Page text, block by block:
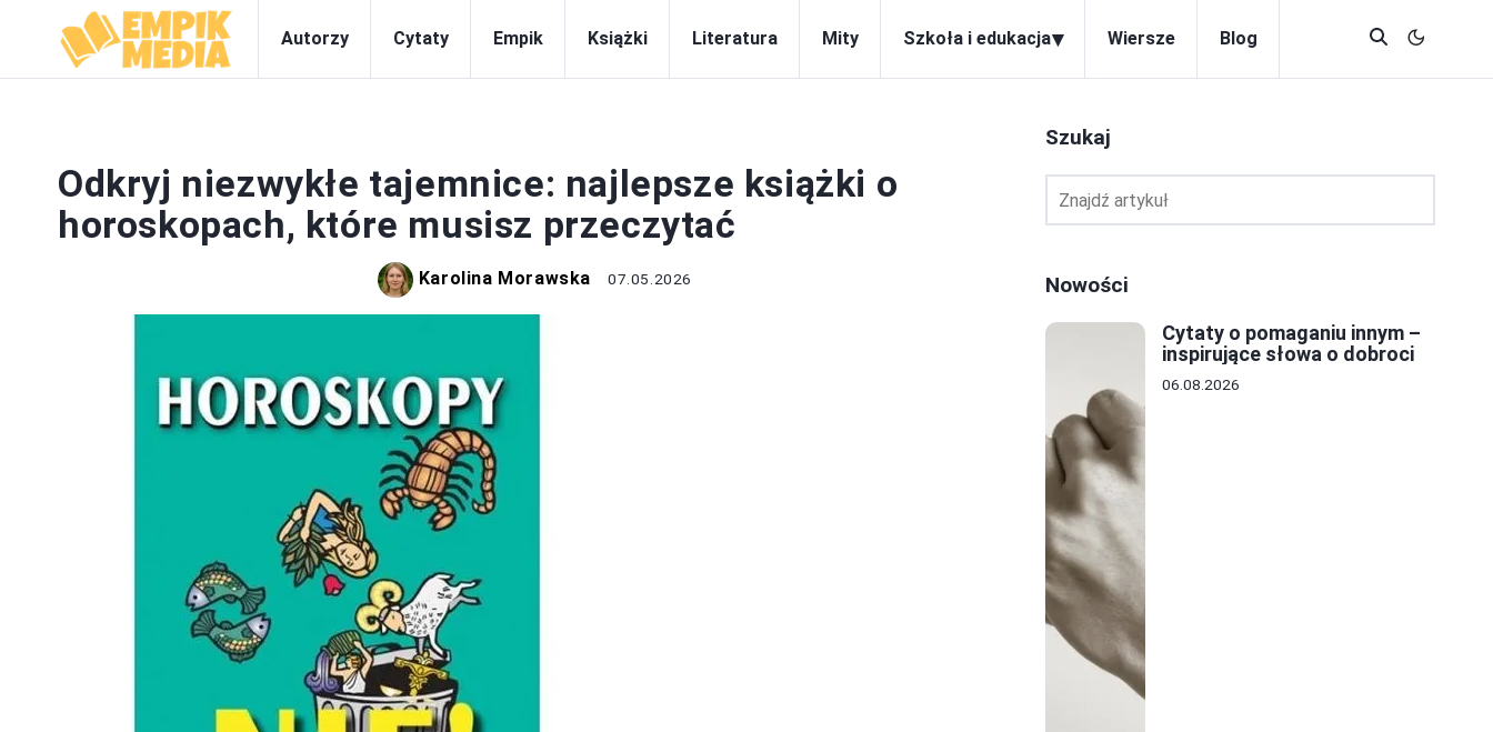
Autorzy Cytaty Empik Książki Literatura Mity Szkoła i edukacja▾ Wiersze Blog
Odkryj niezwykłe tajemnice: najlepsze książki o
horoskopach, które musisz przeczytać
Karolina Morawska 07.05.2026
Szukaj
Nowości
Cytaty o pomaganiu innym –
inspirujące słowa o dobroci
06.08.2026